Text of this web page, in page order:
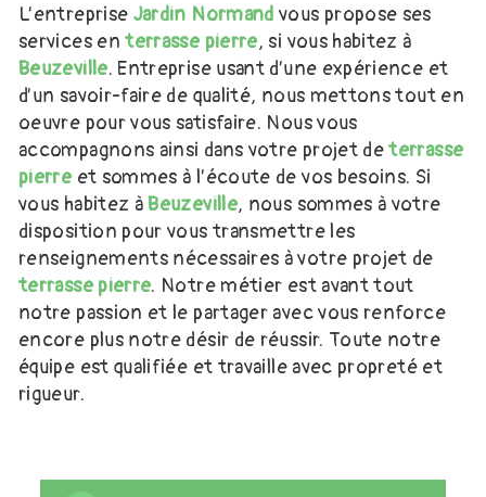
L’entreprise Jardin Normand vous propose ses
services enterrasse pierre, si vous habitez à
Beuzeville. Entreprise usant d’une expérience et
d’un savoir-faire de qualité, nous mettons tout en
oeuvre pour vous satisfaire. Nous vous
accompagnons ainsi dans votre projet deterrasse
pierreet sommes à l’écoute de vos besoins. Si
vous habitez àBeuzeville, nous sommes à votre
disposition pour vous transmettre les
renseignements nécessaires à votre projet de
terrasse pierre. Notre métier est avant tout
notre passion et le partager avec vous renforce
encore plus notre désir de réussir. Toute notre
équipe est qualifiée et travaille avec propreté et
rigueur.